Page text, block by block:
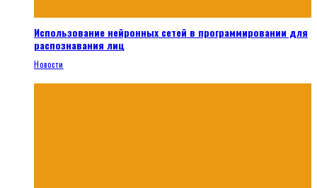
Использование нейронных сетей в программировании для
распознавания лиц
Новости